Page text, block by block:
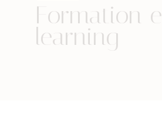
Formation e-
learning